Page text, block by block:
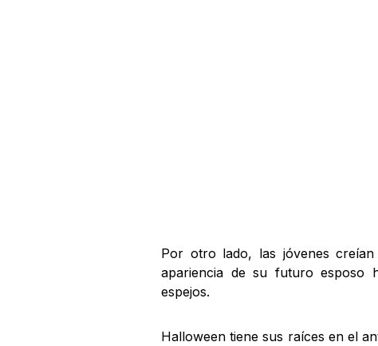
Por otro lado, las jóvenes
apariencia de su futuro esposo
espejos.
Halloween tiene sus raíces en el